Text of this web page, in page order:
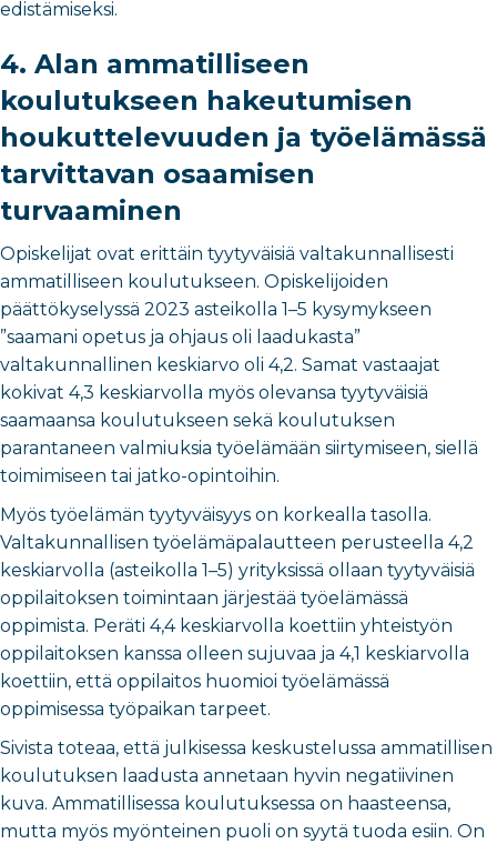
edistämiseksi.
4. Alan ammatilliseen
koulutukseen hakeutumisen
houkuttelevuuden ja työelämässä
tarvittavan osaamisen
turvaaminen
Opiskelijat ovat erittäin tyytyväisiä valtakunnallisesti
ammatilliseen koulutukseen. Opiskelijoiden
päättökyselyssä 2023 asteikolla 1–5 kysymykseen
”saamani opetus ja ohjaus oli laadukasta”
valtakunnallinen keskiarvo oli 4,2. Samat vastaajat
kokivat 4,3 keskiarvolla myös olevansa tyytyväisiä
saamaansa koulutukseen sekä koulutuksen
parantaneen valmiuksia työelämään siirtymiseen, siellä
toimimiseen tai jatko-opintoihin.
Myös työelämän tyytyväisyys on korkealla tasolla.
Valtakunnallisen työelämäpalautteen perusteella 4,2
keskiarvolla (asteikolla 1–5) yrityksissä ollaan tyytyväisiä
oppilaitoksen toimintaan järjestää työelämässä
oppimista. Peräti 4,4 keskiarvolla koettiin yhteistyön
oppilaitoksen kanssa olleen sujuvaa ja 4,1 keskiarvolla
koettiin, että oppilaitos huomioi työelämässä
oppimisessa työpaikan tarpeet.
Sivista toteaa, että julkisessa keskustelussa ammatillisen
koulutuksen laadusta annetaan hyvin negatiivinen
kuva. Ammatillisessa koulutuksessa on haasteensa,
mutta myös myönteinen puoli on syytä tuoda esiin. On